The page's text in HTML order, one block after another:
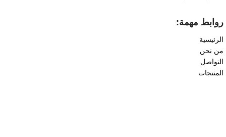
روابط مهمة:
الرئيسية
من نحن
التواصل
المنتجات